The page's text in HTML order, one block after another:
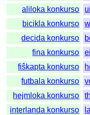
aliloka konkurso
bicikla konkurso
decida konkurso
fina konkurso
fiŝkapta konkurso
futbala konkurso
hejmloka konkurso
interlanda konkurso